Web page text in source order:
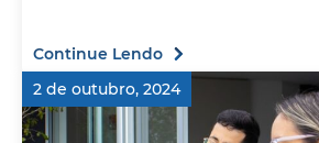
Continue Lendo
2 de outubro, 2024